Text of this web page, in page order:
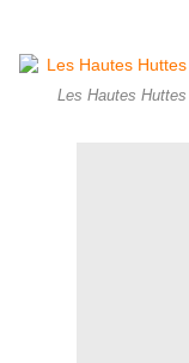
Les Hautes